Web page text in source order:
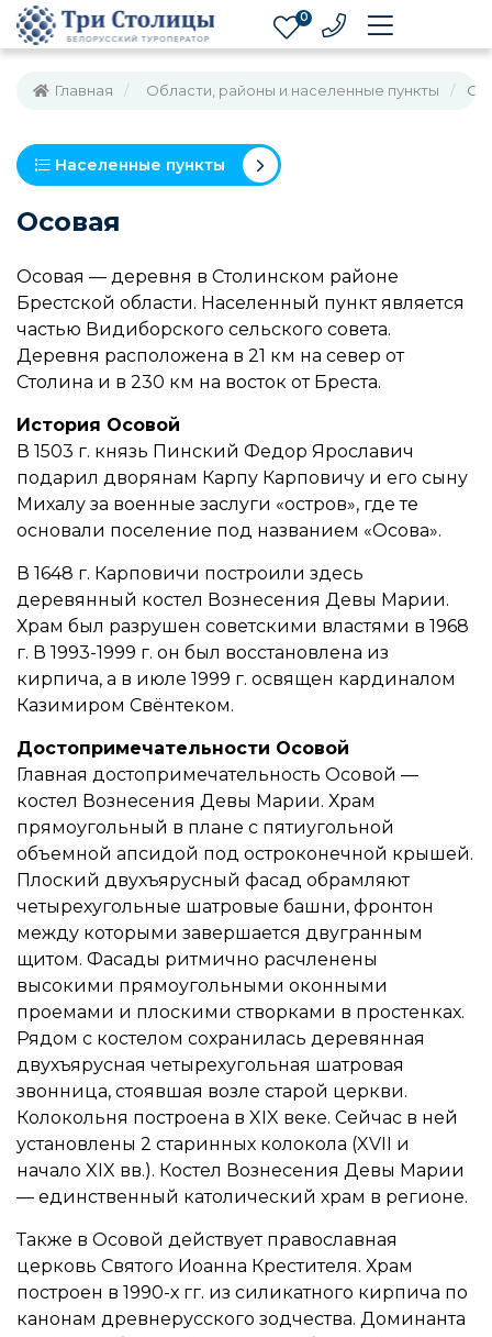
0
Главная Области, районы и населенные пункты
Населенные пункты
Осовая
Осовая — деревня в Столинском районе
Брестской области. Населенный пункт является
частью Видиборского сельского совета.
Деревня расположена в 21 км на север от
Столина и в 230 км на восток от Бреста.
История Осовой
В 1503 г. князь Пинский Федор Ярославич
подарил дворянам Карпу Карповичу и его сыну
Михалу за военные заслуги «остров», где те
основали поселение под названием «Осова».
В 1648 г. Карповичи построили здесь
деревянный костел Вознесения Девы Марии.
Храм был разрушен советскими властями в 1968
г. В 1993-1999 г. он был восстановлена ​​из
кирпича, а в июле 1999 г. освящен кардиналом
Казимиром Свёнтеком.
Достопримечательности Осовой
Главная достопримечательность Осовой —
костел Вознесения Девы Марии. Храм
прямоугольный в плане с пятиугольной
объемной апсидой под остроконечной крышей.
Плоский двухъярусный фасад обрамляют
четырехугольные шатровые башни, фронтон
между которыми завершается двугранным
щитом. Фасады ритмично расчленены
высокими прямоугольными оконными
проемами и плоскими створками в простенках.
Рядом с костелом сохранилась деревянная
двухъярусная четырехугольная шатровая
звонница, стоявшая возле старой церкви.
Колокольня построена в XIX веке. Сейчас в ней
установлены 2 старинных колокола (XVII и
начало XIX вв.). Костел Вознесения Девы Марии
— единственный католический храм в регионе.
Также в Осовой действует православная
церковь Святого Иоанна Крестителя. Храм
построен в 1990-х гг. из силикатного кирпича по
канонам древнерусского зодчества. Доминанта